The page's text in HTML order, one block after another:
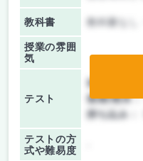
教科書 教科書なし
授業の雰囲
気
テスト
前期/中間：
後期/期末：
持ち込み：
テストの方
式や難易度